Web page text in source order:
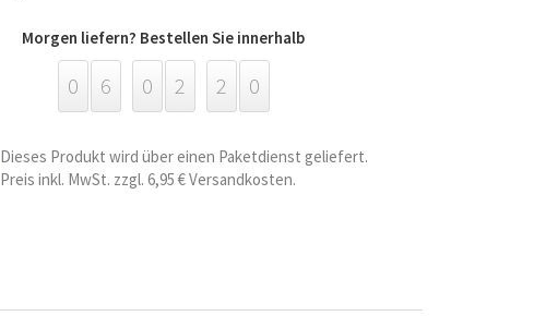
Morgen liefern? Bestellen Sie innerhalb
0 6 0 2 2 0
Dieses Produkt wird über einen Paketdienst geliefert.
Preis inkl. MwSt. zzgl. 6,95 € Versandkosten.